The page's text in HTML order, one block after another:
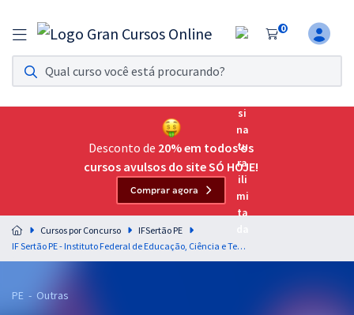
0
Assinatura Ilimitada 11
Acesso a todos os cursos. Teste grátis por 7 dias!
Assinatura OAB Até Passar
Acesso ilimitado a toda preparação para o Exame da
Residências Multiprofissionais
Preparação completa e intensiva para as principais
residências em saúde do Brasil
Desconto de 20% em todos os
cursos avulsos do site SÓ HOJE!
Comprar agora
Cursos por Concurso
IFSertão PE
IF Sertão PE - Instituto Federal de Educação, Ciência e Tecnologia do Sertão de Pernambuco - Técnico em Laboratório de Química (Módulo Especial) (Pré-edital)
PE - Outras